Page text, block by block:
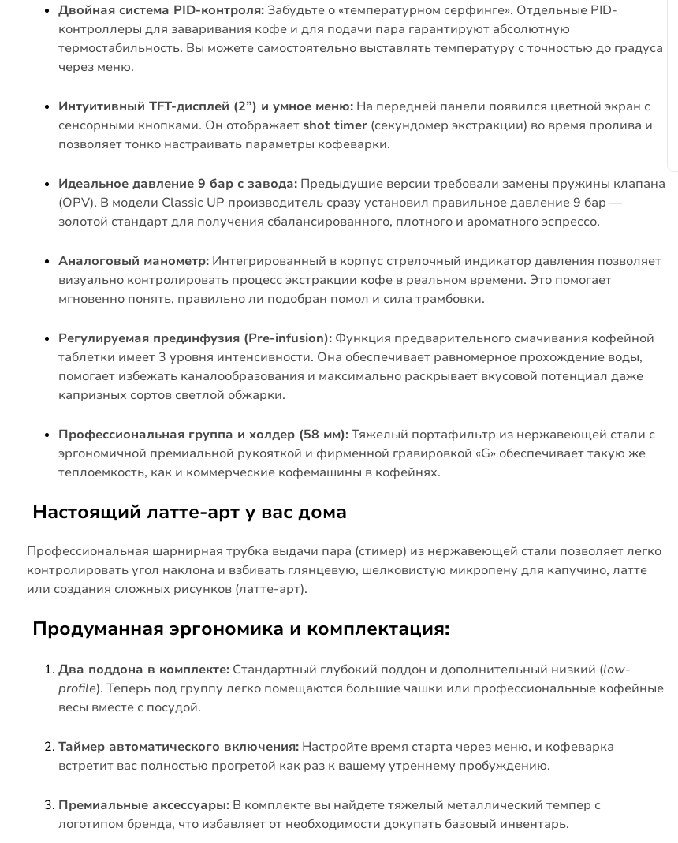
Двойная система PID-контроля:Забудьте о «температурном серфинге». Отдельные PID-
контроллеры для заваривания кофе и для подачи пара гарантируют абсолютную
термостабильность. Вы можете самостоятельно выставлять температуру с точностью до градуса
через меню.
Интуитивный TFT-дисплей (2”) и умное меню:На передней панели появился цветной экран с
сенсорными кнопками. Он отображает shot timer(секундомер экстракции) во время пролива и
позволяет тонко настраивать параметры кофеварки.
Идеальное давление 9 бар с завода:Предыдущие версии требовали замены пружины клапана
(OPV). В модели Classic UP производитель сразу установил правильное давление 9 бар —
золотой стандарт для получения сбалансированного, плотного и ароматного эспрессо.
Аналоговый манометр:Интегрированный в корпус стрелочный индикатор давления позволяет
визуально контролировать процесс экстракции кофе в реальном времени. Это помогает
мгновенно понять, правильно ли подобран помол и сила трамбовки.
Регулируемая прединфузия (Pre-infusion):Функция предварительного смачивания кофейной
таблетки имеет 3 уровня интенсивности. Она обеспечивает равномерное прохождение воды,
помогает избежать каналообразования и максимально раскрывает вкусовой потенциал даже
капризных сортов светлой обжарки.
Профессиональная группа и холдер (58 мм):Тяжелый портафильтр из нержавеющей стали с
эргономичной премиальной рукояткой и фирменной гравировкой «G» обеспечивает такую же
теплоемкость, как и коммерческие кофемашины в кофейнях.
Настоящий латте-арт у вас дома
Профессиональная шарнирная трубка выдачи пара (стимер) из нержавеющей стали позволяет легко
контролировать угол наклона и взбивать глянцевую, шелковистую микропену для капучино, латте
или создания сложных рисунков (латте-арт).
Продуманная эргономика и комплектация:
Два поддона в комплекте:Стандартный глубокий поддон и дополнительный низкий (low-
profile). Теперь под группу легко помещаются большие чашки или профессиональные кофейные
весы вместе с посудой.
Таймер автоматического включения:Настройте время старта через меню, и кофеварка
встретит вас полностью прогретой как раз к вашему утреннему пробуждению.
Премиальные аксессуары:В комплекте вы найдете тяжелый металлический темпер с
логотипом бренда, что избавляет от необходимости докупать базовый инвентарь.